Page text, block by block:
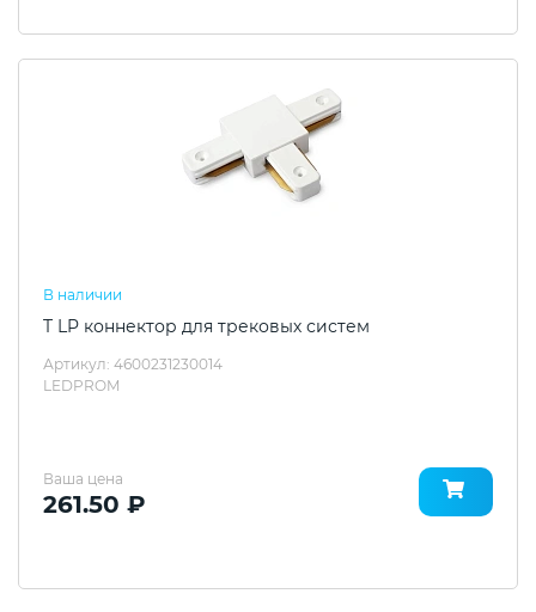
В наличии
T LP коннектор для трековых систем
Артикул: 4600231230014
LEDPROM
Ваша цена
261.50 ₽